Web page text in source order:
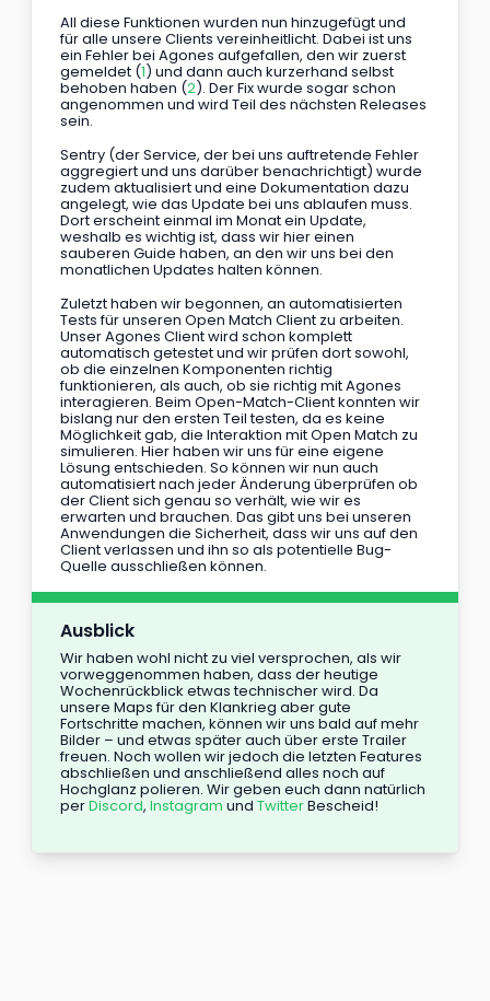
All diese Funktionen wurden nun hinzugefügt und
für alle unsere Clients vereinheitlicht. Dabei ist uns
ein Fehler bei Agones aufgefallen, den wir zuerst
gemeldet (1) und dann auch kurzerhand selbst
behoben haben (2). Der Fix wurde sogar schon
angenommen und wird Teil des nächsten Releases
sein.
Sentry (der Service, der bei uns auftretende Fehler
aggregiert und uns darüber benachrichtigt) wurde
zudem aktualisiert und eine Dokumentation dazu
angelegt, wie das Update bei uns ablaufen muss.
Dort erscheint einmal im Monat ein Update,
weshalb es wichtig ist, dass wir hier einen
sauberen Guide haben, an den wir uns bei den
monatlichen Updates halten können.
Zuletzt haben wir begonnen, an automatisierten
Tests für unseren Open Match Client zu arbeiten.
Unser Agones Client wird schon komplett
automatisch getestet und wir prüfen dort sowohl,
ob die einzelnen Komponenten richtig
funktionieren, als auch, ob sie richtig mit Agones
interagieren. Beim Open-Match-Client konnten wir
bislang nur den ersten Teil testen, da es keine
Möglichkeit gab, die Interaktion mit Open Match zu
simulieren. Hier haben wir uns für eine eigene
Lösung entschieden. So können wir nun auch
automatisiert nach jeder Änderung überprüfen ob
der Client sich genau so verhält, wie wir es
erwarten und brauchen. Das gibt uns bei unseren
Anwendungen die Sicherheit, dass wir uns auf den
Client verlassen und ihn so als potentielle Bug-
Quelle ausschließen können.
Ausblick
Wir haben wohl nicht zu viel versprochen, als wir
vorweggenommen haben, dass der heutige
Wochenrückblick etwas technischer wird. Da
unsere Maps für den Klankrieg aber gute
Fortschritte machen, können wir uns bald auf mehr
Bilder – und etwas später auch über erste Trailer
freuen. Noch wollen wir jedoch die letzten Features
abschließen und anschließend alles noch auf
Hochglanz polieren. Wir geben euch dann natürlich
per Discord, Instagram und Twitter Bescheid!